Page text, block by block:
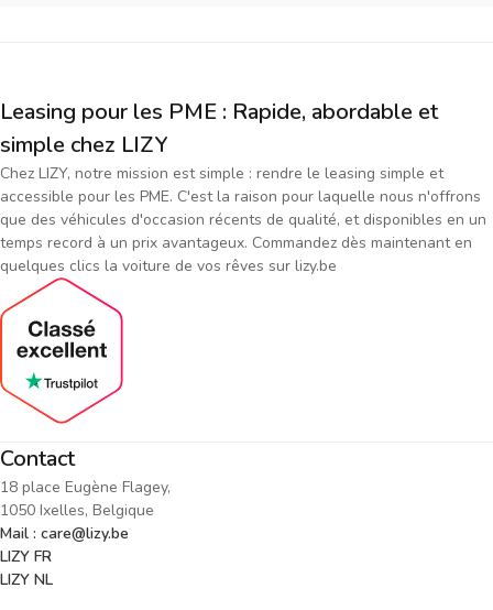
Leasing pour les PME : Rapide, abordable et
simple chez LIZY
Chez LIZY, notre mission est simple : rendre le leasing simple et
accessible pour les PME. C'est la raison pour laquelle nous n'offrons
que des véhicules d'occasion récents de qualité, et disponibles en un
temps record à un prix avantageux. Commandez dès maintenant en
quelques clics la voiture de vos rêves sur lizy.be
Contact
18 place Eugène Flagey,
1050 Ixelles, Belgique
Mail : care@lizy.be
LIZY FR
LIZY NL